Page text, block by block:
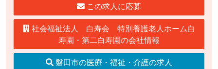
この求人に応募
社会福祉法人 白寿会 特別養護老人ホーム白
寿園・第二白寿園の会社情報
磐田市の医療・福祉・介護の求人